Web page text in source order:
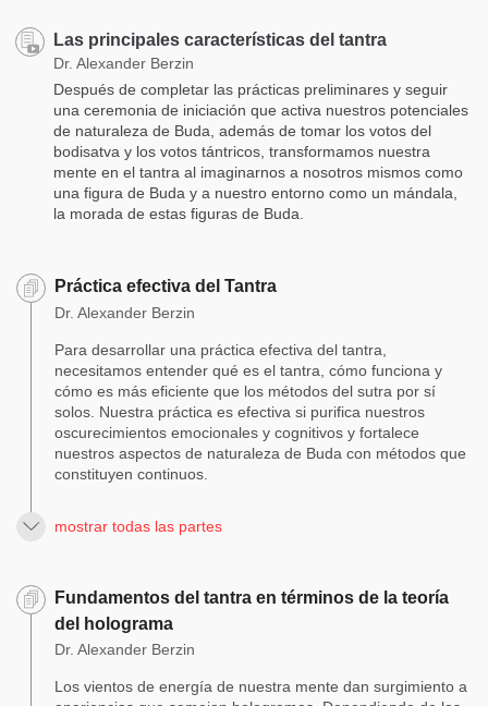
Las principales características del tantra
Dr. Alexander Berzin
Después de completar las prácticas preliminares y seguir
una ceremonia de iniciación que activa nuestros potenciales
de naturaleza de Buda, además de tomar los votos del
bodisatva y los votos tántricos, transformamos nuestra
mente en el tantra al imaginarnos a nosotros mismos como
una figura de Buda y a nuestro entorno como un mándala,
la morada de estas figuras de Buda.
Práctica efectiva del Tantra
Dr. Alexander Berzin
Para desarrollar una práctica efectiva del tantra,
necesitamos entender qué es el tantra, cómo funciona y
cómo es más eficiente que los métodos del sutra por sí
solos. Nuestra práctica es efectiva si purifica nuestros
oscurecimientos emocionales y cognitivos y fortalece
nuestros aspectos de naturaleza de Buda con métodos que
constituyen continuos.
mostrar todas las partes
Fundamentos del tantra en términos de la teoría
del holograma
Dr. Alexander Berzin
Los vientos de energía de nuestra mente dan surgimiento a